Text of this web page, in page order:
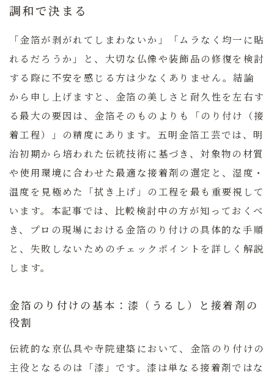
調和で決まる
「金箔が剥がれてしまわないか」「ムラなく均一に貼
れるだろうか」と、大切な仏像や装飾品の修復を検討
する際に不安を感じる方は少なくありません。結論
から申し上げますと、金箔の美しさと耐久性を左右す
る最大の要因は、金箔そのものよりも
「のり付け（接
着工程）」の精度にあります。五明金箔工芸では、明
治初期から培われた伝統技術に基づき、対象物の材質
や使用環境に合わせた最適な接着剤の選定と、湿度・
温度を見極めた「拭き上げ」の工程を最も重要視して
います。本記事では、比較検討中の方が知っておくべ
き、プロの現場における金箔のり付けの具体的な手順
と、失敗しないためのチェックポイントを詳しく解説
します。
金箔のり付けの基本：漆（うるし）と接着剤の
役割
伝統的な京仏具や寺院建築において、金箔のり付けの
主役となるのは「漆」です。漆は単なる接着剤ではな